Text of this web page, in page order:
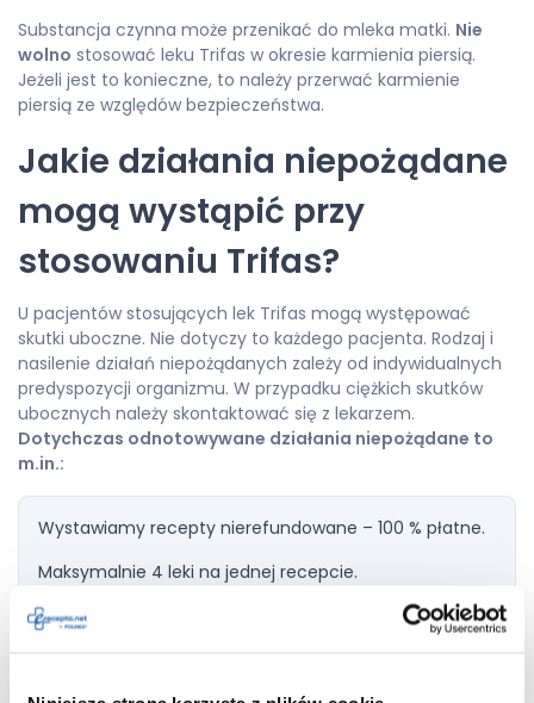
Substancja czynna może przenikać do mleka matki. Nie
wolno stosować leku Trifas w okresie karmienia piersią.
Jeżeli jest to konieczne, to należy przerwać karmienie
piersią ze względów bezpieczeństwa.
Jakie działania niepożądane
mogą wystąpić przy
stosowaniu Trifas?
U pacjentów stosujących lek Trifas mogą występować
skutki uboczne. Nie dotyczy to każdego pacjenta. Rodzaj i
nasilenie działań niepożądanych zależy od indywidualnych
predyspozycji organizmu. W przypadku ciężkich skutków
ubocznych należy skontaktować się z lekarzem.
Dotychczas odnotowywane działania niepożądane to
m.in.:
Wystawiamy recepty nierefundowane – 100 % płatne.
Maksymalnie 4 leki na jednej recepcie.